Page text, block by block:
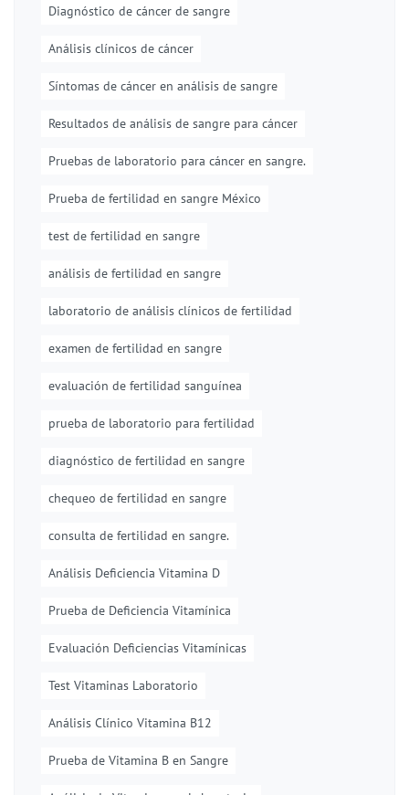
Diagnóstico de cáncer de sangre
Análisis clínicos de cáncer
Síntomas de cáncer en análisis de sangre
Resultados de análisis de sangre para cáncer
Pruebas de laboratorio para cáncer en sangre.
Prueba de fertilidad en sangre México
test de fertilidad en sangre
análisis de fertilidad en sangre
laboratorio de análisis clínicos de fertilidad
examen de fertilidad en sangre
evaluación de fertilidad sanguínea
prueba de laboratorio para fertilidad
diagnóstico de fertilidad en sangre
chequeo de fertilidad en sangre
consulta de fertilidad en sangre.
Análisis Deficiencia Vitamina D
Prueba de Deficiencia Vitamínica
Evaluación Deficiencias Vitamínicas
Test Vitaminas Laboratorio
Análisis Clínico Vitamina B12
Prueba de Vitamina B en Sangre